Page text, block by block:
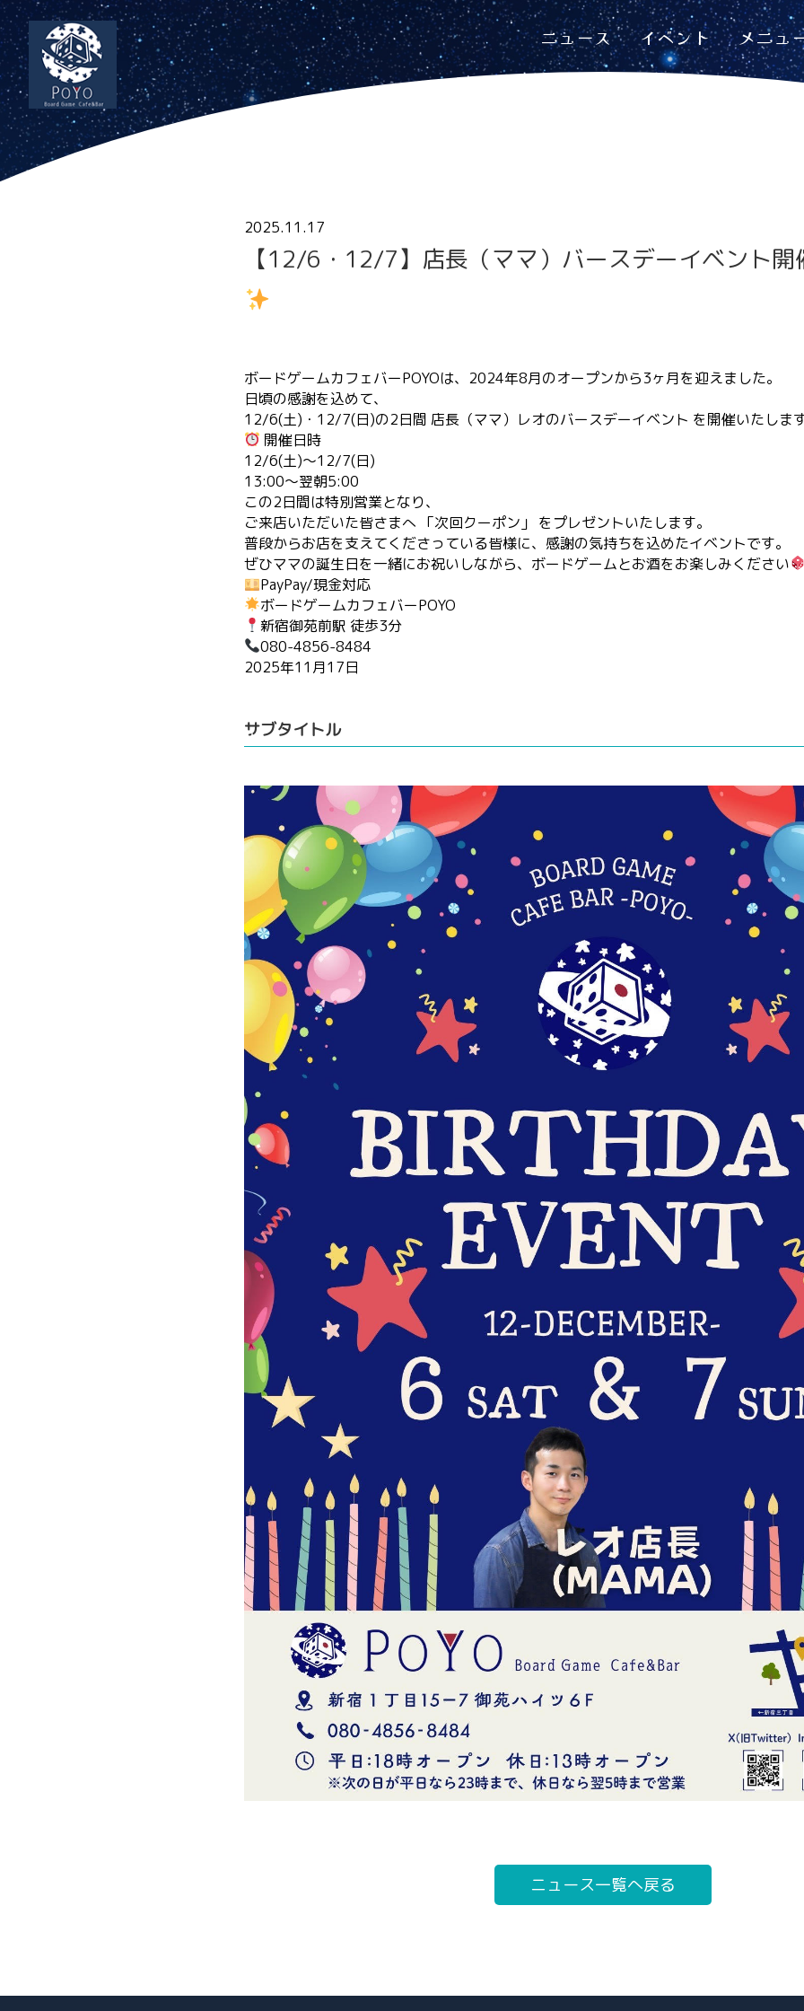
ニュース イベント メニュ
2025.11.17
【12/6・12/7】店長（ママ）バースデーイベント開
ボードゲームカフェバーPOYOは、2024年8月のオープンから3ヶ月を迎えました。
日頃の感謝を込めて、
12/6(土)・12/7(日)の2日間 店長（ママ）レオのバースデーイベント を開催いたしま
開催日時
12/6(土)〜12/7(日)
13:00〜翌朝5:00
この2日間は特別営業となり、
ご来店いただいた皆さまへ 「次回クーポン」 をプレゼントいたします。
普段からお店を支えてくださっている皆様に、感謝の気持ちを込めたイベントです。
ぜひママの誕生日を一緒にお祝いしながら、ボードゲームとお酒をお楽しみください
PayPay/現金対応
ボードゲームカフェバーPOYO
新宿御苑前駅 徒歩3分
080-4856-8484
2025年11月17日
サブタイトル
ニュース一覧へ戻る